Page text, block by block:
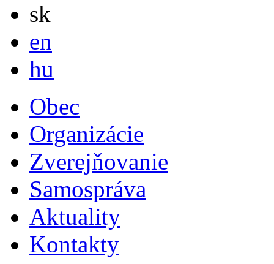
sk
en
hu
Obec
Organizácie
Zverejňovanie
Samospráva
Aktuality
Kontakty